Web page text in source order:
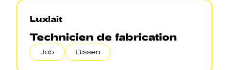
Luxlait
Technicien de fabrication
Job Bissen